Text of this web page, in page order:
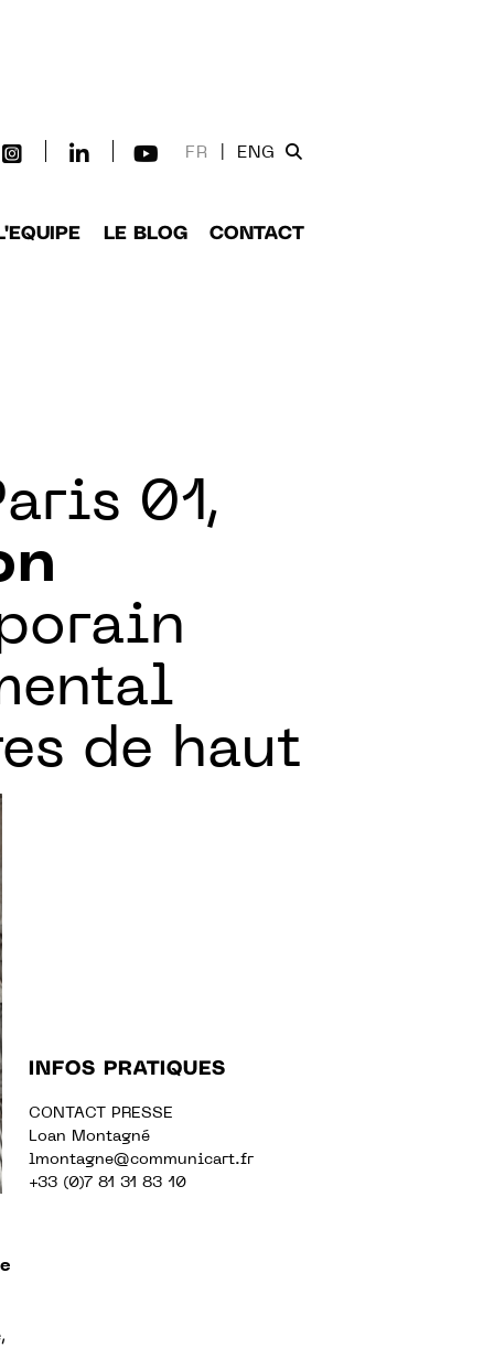
FR ENG
LE BLOG CONTACT
01,
de haut
INFOS PRATIQUES
CONTACT PRESSE
Loan Montagné
lmontagne@communicart.fr
+33 (0)7 81 31 83 10